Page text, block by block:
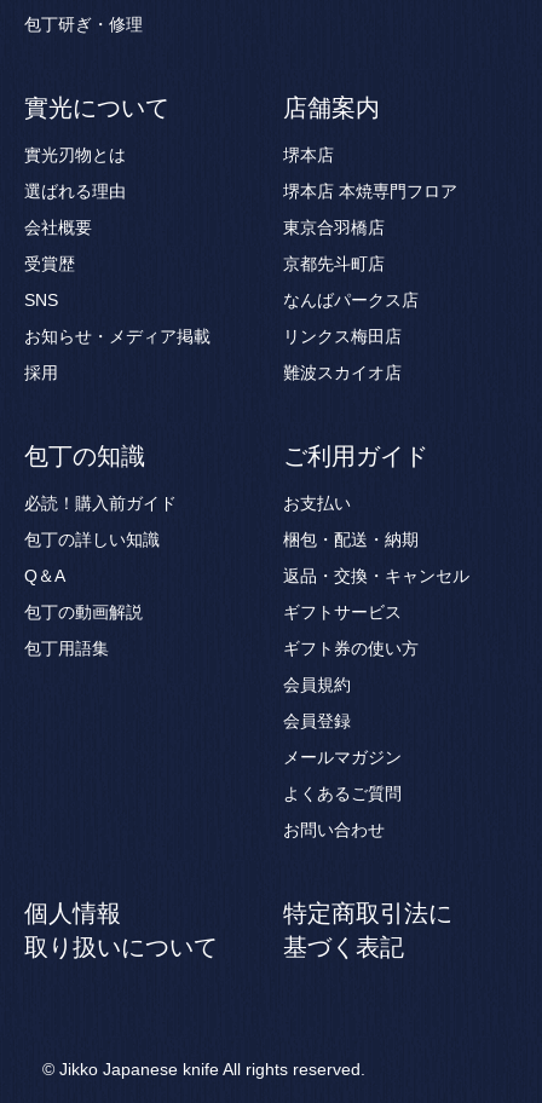
包丁研ぎ・修理
實光について
實光刃物とは
選ばれる理由
会社概要
受賞歴
SNS
お知らせ・メディア掲載
採用
店舗案内
堺本店
堺本店 本焼専門フロア
東京合羽橋店
京都先斗町店
なんばパークス店
リンクス梅田店
難波スカイオ店
包丁の知識
必読！購入前ガイド
包丁の詳しい知識
Q＆A
包丁の動画解説
包丁用語集
ご利用ガイド
お支払い
梱包・配送・納期
返品・交換・キャンセル
ギフトサービス
ギフト券の使い方
会員規約
会員登録
メールマガジン
よくあるご質問
お問い合わせ
個人情報
取り扱いについて
特定商取引法に
基づく表記
© Jikko Japanese knife All rights reserved.